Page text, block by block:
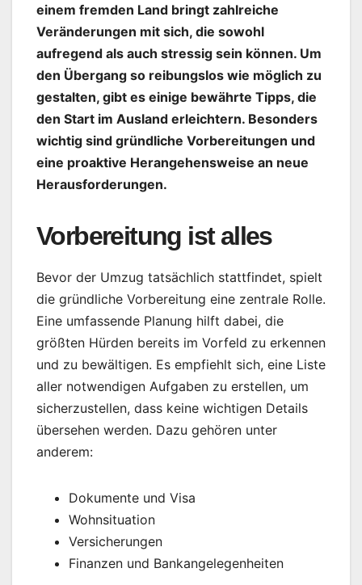
einem fremden Land bringt zahlreiche
Veränderungen mit sich, die sowohl
aufregend als auch stressig sein können. Um
den Übergang so reibungslos wie möglich zu
gestalten, gibt es einige bewährte Tipps, die
den Start im Ausland erleichtern. Besonders
wichtig sind gründliche Vorbereitungen und
eine proaktive Herangehensweise an neue
Herausforderungen.
Vorbereitung ist alles
Bevor der Umzug tatsächlich stattfindet, spielt
die gründliche Vorbereitung eine zentrale Rolle.
Eine umfassende Planung hilft dabei, die
größten Hürden bereits im Vorfeld zu erkennen
und zu bewältigen. Es empfiehlt sich, eine Liste
aller notwendigen Aufgaben zu erstellen, um
sicherzustellen, dass keine wichtigen Details
übersehen werden. Dazu gehören unter
anderem:
Dokumente und Visa
Wohnsituation
Versicherungen
Finanzen und Bankangelegenheiten